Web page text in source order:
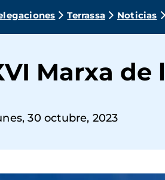
Terrassa Noticias
Marxa
30 octubre, 2023